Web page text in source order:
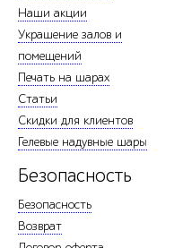
Наши акции
Украшение залов и
помещений
Печать на шарах
Статьи
Скидки для клиентов
Гелевые надувные шары
Безопасность
Безопасность
Возврат